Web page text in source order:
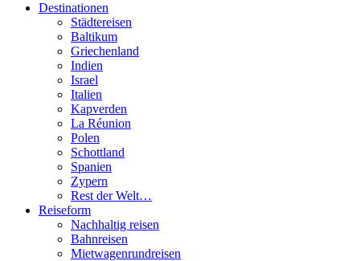
Destinationen
Städtereisen
Baltikum
Griechenland
Indien
Israel
Italien
Kapverden
La Réunion
Polen
Schottland
Spanien
Zypern
Rest der Welt…
Reiseform
Nachhaltig reisen
Bahnreisen
Mietwagenrundreisen